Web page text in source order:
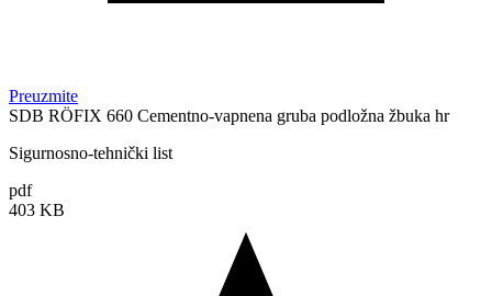
Preuzmite
SDB RÖFIX 660 Cementno-vapnena gruba podložna žbuka hr
Sigurnosno-tehnički list
pdf
403 KB